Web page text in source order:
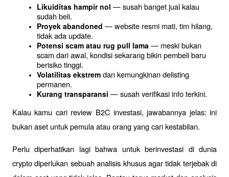
Likuiditas hampir nol — susah banget jual kalau
sudah beli.
Proyek abandoned — website resmi mati, tim hilang,
tidak ada update.
Potensi scam atau rug pull lama — meski bukan
scam dari awal, kondisi sekarang bikin pembeli baru
berisiko tinggi.
Volatilitas ekstrem dan kemungkinan delisting
permanen.
Kurang transparansi — susah verifikasi info terkini.
Kalau kamu cari review B2C investasi, jawabannya jelas: ini
bukan aset untuk pemula atau orang yang cari kestabilan.
Perlu diperhatikan lagi bahwa untuk berinvestasi di dunia
crypto diperlukan sebuah analisis khusus agar tidak terjebak di